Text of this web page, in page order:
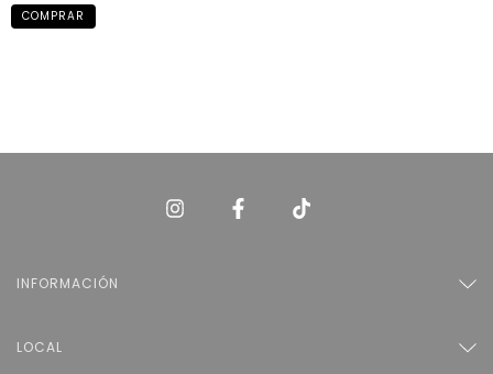
INFORMACIÓN
LOCAL